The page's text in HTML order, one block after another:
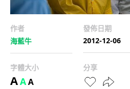
作者
海藍牛
發佈日期
2012-12-06
字體大小
AAA
分享